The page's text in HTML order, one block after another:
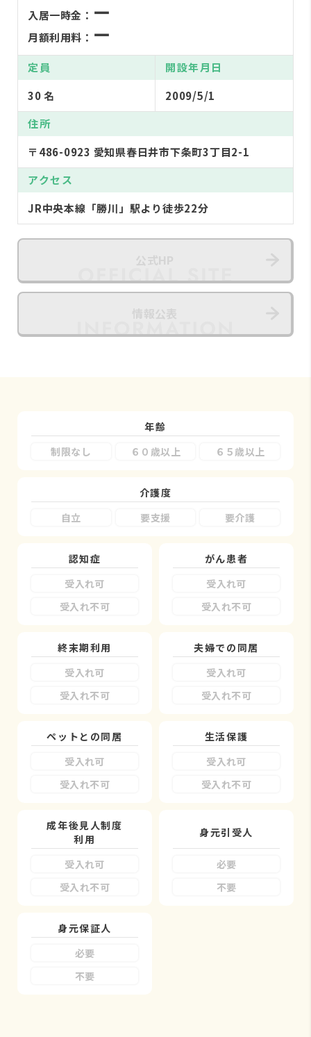
入居一時金： ー
月額利用料： ー
定員
30 名
開設年月日
2009/5/1
住所
〒486-0923 愛知県春日井市下条町3丁目2-1
アクセス
JR中央本線「勝川」駅より徒歩22分
年齢
制限なし
６０歳以上 ６５歳以上
介護度
自立
要支援 要介護
認知症
受入れ可
受入れ不可
がん患者
受入れ可
受入れ不可
終末期利用
受入れ可
受入れ不可
夫婦での同居
受入れ可
受入れ不可
ペットとの同居
受入れ可
受入れ不可
生活保護
受入れ可
受入れ不可
成年後見人制度
利用
受入れ可
受入れ不可
身元引受人
必要
不要
身元保証人
必要
不要